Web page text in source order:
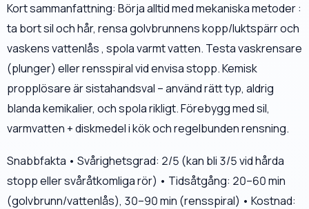
Kort sammanfattning: Börja alltid med mekaniska metoder :
ta bort sil och hår, rensa golvbrunnens kopp/luktspärr och
vaskens vattenlås , spola varmt vatten. Testa vaskrensare
(plunger) eller rensspiral vid envisa stopp. Kemisk
propplösare är sistahandsval – använd rätt typ, aldrig
blanda kemikalier, och spola rikligt. Förebygg med sil,
varmvatten + diskmedel i kök och regelbunden rensning.
Snabbfakta • Svårighetsgrad: 2/5 (kan bli 3/5 vid hårda
stopp eller svåråtkomliga rör) • Tidsåtgång: 20–60 min
(golvbrunn/vattenlås), 30–90 min (rensspiral) • Kostnad: